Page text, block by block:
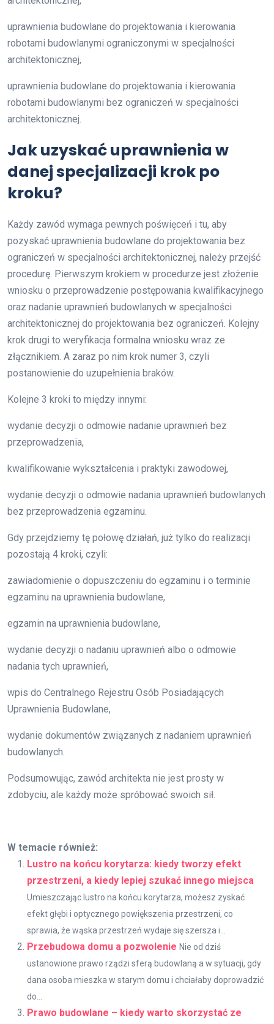
uprawnienia budowlane do projektowania i kierowania
robotami budowlanymi ograniczonymi w specjalności
architektonicznej,
uprawnienia budowlane do projektowania i kierowania
robotami budowlanymi bez ograniczeń w specjalności
architektonicznej.
Jak uzyskać uprawnienia w
danej specjalizacji krok po
kroku?
Każdy zawód wymaga pewnych poświęceń i tu, aby
pozyskać uprawnienia budowlane do projektowania bez
ograniczeń w specjalności architektonicznej, należy przejść
procedurę. Pierwszym krokiem w procedurze jest złożenie
wniosku o przeprowadzenie postępowania kwalifikacyjnego
oraz nadanie uprawnień budowlanych w specjalności
architektonicznej do projektowania bez ograniczeń. Kolejny
krok drugi to weryfikacja formalna wniosku wraz ze
złącznikiem. A zaraz po nim krok numer 3, czyli
postanowienie do uzupełnienia braków.
Kolejne 3 kroki to między innymi:
wydanie decyzji o odmowie nadanie uprawnień bez
przeprowadzenia,
kwalifikowanie wykształcenia i praktyki zawodowej,
wydanie decyzji o odmowie nadania uprawnień budowlanych
bez przeprowadzenia egzaminu.
Gdy przejdziemy tę połowę działań, już tylko do realizacji
pozostają 4 kroki, czyli:
zawiadomienie o dopuszczeniu do egzaminu i o terminie
egzaminu na uprawnienia budowlane,
egzamin na uprawnienia budowlane,
wydanie decyzji o nadaniu uprawnień albo o odmowie
nadania tych uprawnień,
wpis do Centralnego Rejestru Osób Posiadających
Uprawnienia Budowlane,
wydanie dokumentów związanych z nadaniem uprawnień
budowlanych.
Podsumowując, zawód architekta nie jest prosty w
zdobyciu, ale każdy może spróbować swoich sił.
W temacie również:
Lustro na końcu korytarza: kiedy tworzy efekt
przestrzeni, a kiedy lepiej szukać innego miejsca
Umieszczając lustro na końcu korytarza, możesz zyskać
efekt głębi i optycznego powiększenia przestrzeni, co
sprawia, że wąska przestrzeń wydaje się szersza i...
Przebudowa domu a pozwolenie Nie od dziś
ustanowione prawo rządzi sferą budowlaną a w sytuacji, gdy
dana osoba mieszka w starym domu i chciałaby doprowadzić
do...
Prawo budowlane – kiedy warto skorzystać ze